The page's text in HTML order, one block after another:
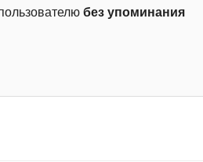
без упоминания